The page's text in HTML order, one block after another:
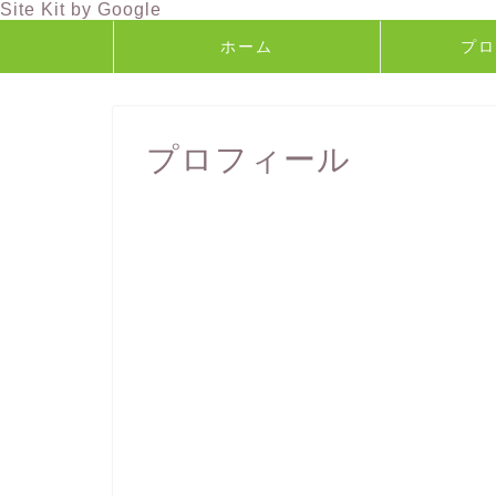
Site Kit by Google
ホーム プ
プロフィール